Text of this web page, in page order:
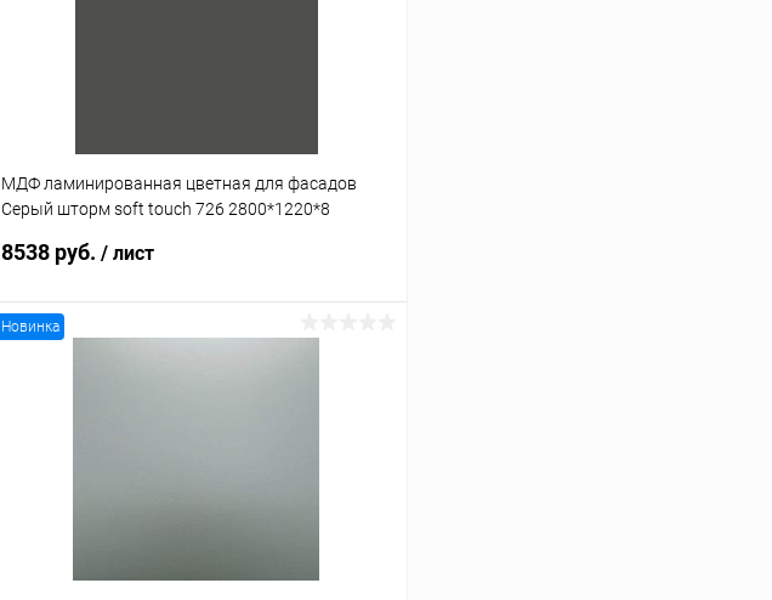
МДФ ламинированная цветная для фасадов
Серый шторм soft touch 726 2800*1220*8
8538 руб. / лист
Новинка